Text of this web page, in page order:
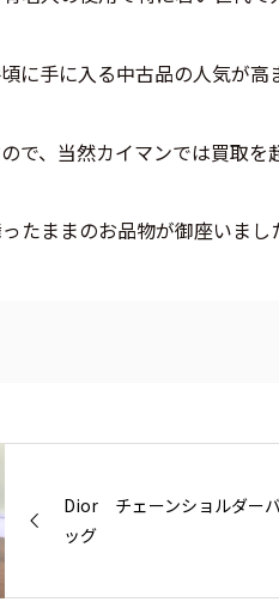
に手に入る中古品の人気が高
で、当然カイマンでは買取を
たままのお品物が御座いま
Dior チェーンショルダー
ッグ